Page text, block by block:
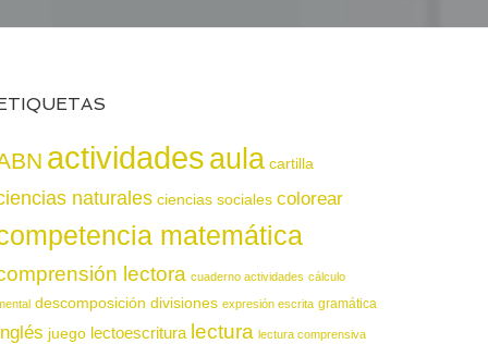
actividadesaula cartilla
naturales ciencias sociales colorear
matemática
lectora cuaderno actividades cálculo
descomposición divisiones expresión escrita gramática
juego lectoescritura lectura lectura comprensiva